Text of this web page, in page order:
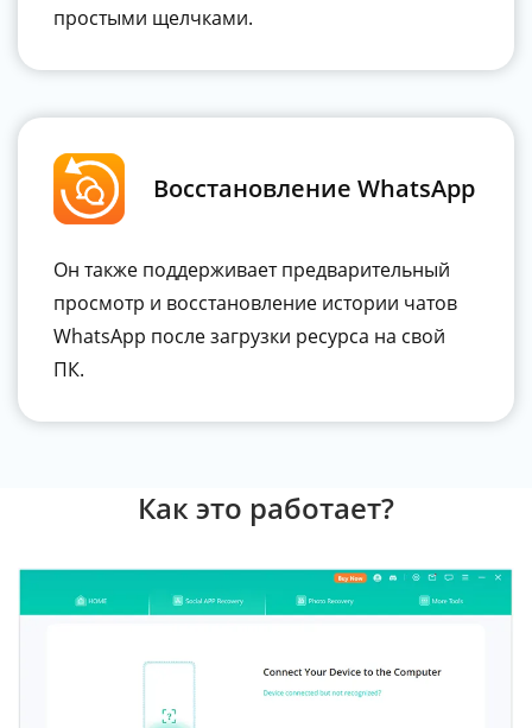
простыми щелчками.
Восстановление WhatsApp
Он также поддерживает предварительный
просмотр и восстановление истории чатов
WhatsApp после загрузки ресурса на свой
ПК.
Как это работает?